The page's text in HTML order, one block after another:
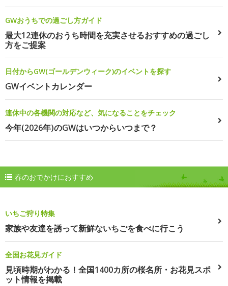
GWおうちでの過ごし方ガイド
最大12連休のおうち時間を充実させるおすすめの過ごし
方をご提案
日付からGW(ゴールデンウィーク)のイベントを探す
GWイベントカレンダー
連休中の各機関の対応など、気になることをチェック
今年(2026年)のGWはいつからいつまで？
春のおでかけにおすすめ
いちご狩り特集
家族や友達を誘って新鮮ないちごを食べに行こう
全国お花見ガイド
見頃時期がわかる！全国1400カ所の桜名所・お花見スポ
ット情報を掲載